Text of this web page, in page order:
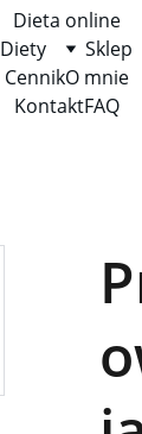
Dieta online
Diety
Sklep
CennikO mnie
KontaktFAQ